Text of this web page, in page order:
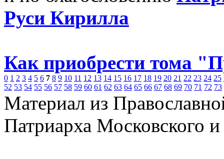
Руси Кирилла
Как приобрести тома
0 1 2 3 4 5 6 7 8 9 10 11 12 13 14 15 16 17 18 19 20 21 22 23 24 25
52 53 54 55 56 57 58 59 60 61 62 63 64 65 66 67 68 69 70 71 72 73
Материал из
Патриарха Московского